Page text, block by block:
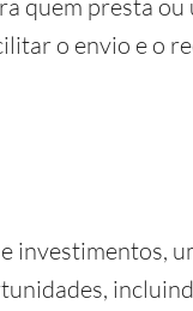
quem presta
o envio e o
investimentos,